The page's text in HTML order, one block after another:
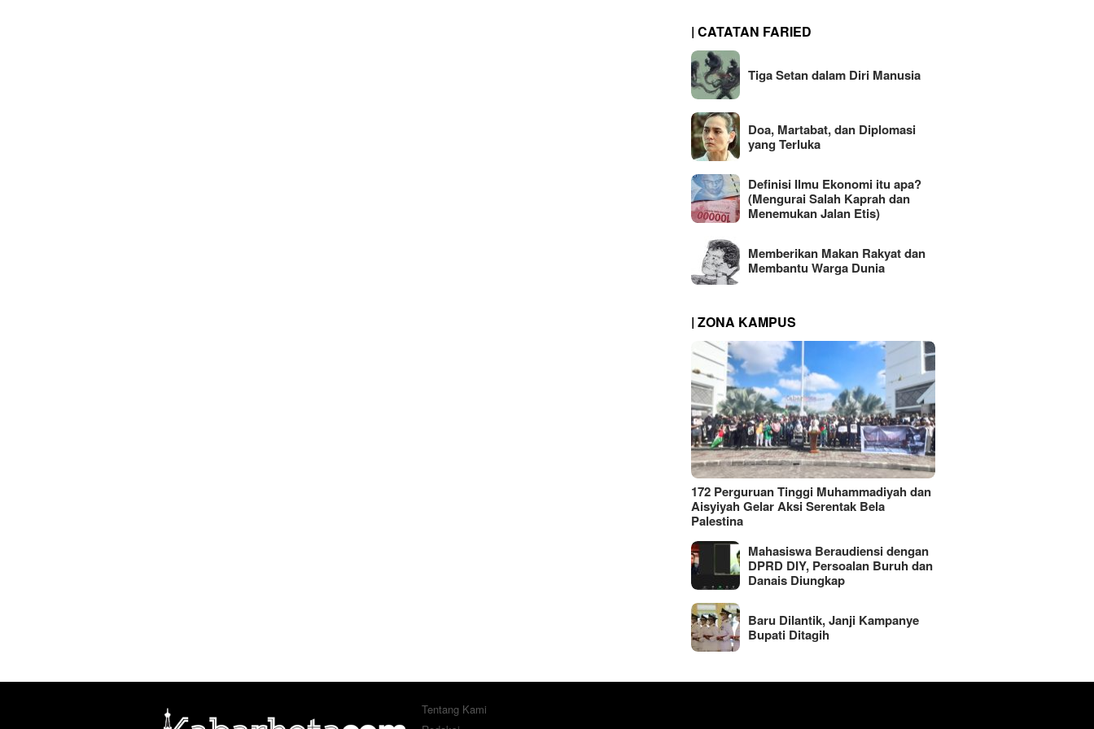
| CATATAN FARIED
Tiga Setan dalam Diri Manusia
Doa, Martabat, dan Diplomasi
yang Terluka
Definisi Ilmu Ekonomi itu apa?
(Mengurai Salah Kaprah dan
Menemukan Jalan Etis)
Memberikan Makan Rakyat dan
Membantu Warga Dunia
| ZONA KAMPUS
172 Perguruan Tinggi Muhammadiyah dan
Aisyiyah Gelar Aksi Serentak Bela
Palestina
Mahasiswa Beraudiensi dengan
DPRD DIY, Persoalan Buruh dan
Danais Diungkap
Baru Dilantik, Janji Kampanye
Bupati Ditagih
Tentang Kami